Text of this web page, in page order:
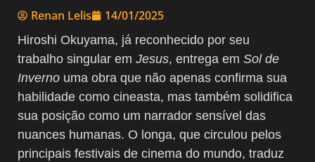
Renan Lelis 14/01/2025
Hiroshi Okuyama, já reconhecido por seu
trabalho singular em Jesus, entrega em Sol de
Inverno uma obra que não apenas confirma sua
habilidade como cineasta, mas também solidifica
sua posição como um narrador sensível das
nuances humanas. O longa, que circulou pelos
principais festivais de cinema do mundo, traduz